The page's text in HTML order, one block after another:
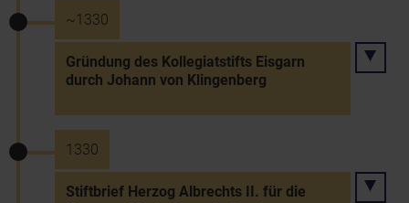
~1330
Gründung des Kollegiatstifts Eisgarn
durch Johann von Klingenberg
1330
Stiftbrief Herzog Albrechts II. für die